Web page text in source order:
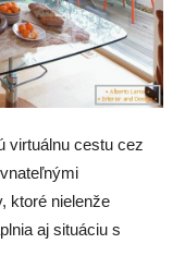
virtuálnu cestu cez
ktoré nielenže
aj situáciu s